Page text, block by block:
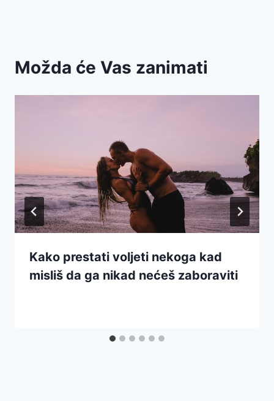
Možda će Vas zanimati
Kako prestati voljeti nekoga kad
misliš da ga nikad nećeš zaboraviti